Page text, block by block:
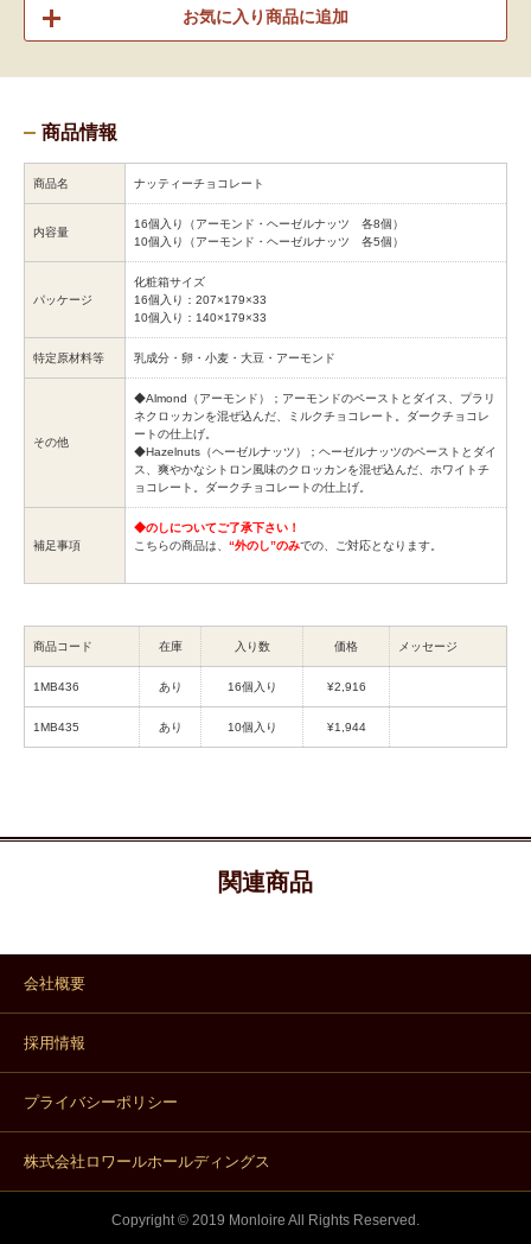
お気に入り商品に追加
商品情報
商品名 ナッティーチョコレート
内容量
16個入り（アーモンド・ヘーゼルナッツ 各8個）
10個入り（アーモンド・ヘーゼルナッツ 各5個）
パッケージ
化粧箱サイズ
16個入り：207×179×33
10個入り：140×179×33
特定原材料等 乳成分・卵・小麦・大豆・アーモンド
その他
◆Almond（アーモンド）；アーモンドのペーストとダイス、プラリ
ネクロッカンを混ぜ込んだ、ミルクチョコレート。ダークチョコレ
ートの仕上げ。
◆Hazelnuts（ヘーゼルナッツ）；ヘーゼルナッツのペーストとダイ
ス、爽やかなシトロン風味のクロッカンを混ぜ込んだ、ホワイトチ
ョコレート。ダークチョコレートの仕上げ。
補足事項
◆のしについてご了承下さい！
こちらの商品は、 “外のし”のみでの、ご対応となります。
商品コード 在庫 入り数 価格 メッセージ
1MB436 あり 16個入り ¥2,916
1MB435 あり 10個入り ¥1,944
関連商品
会社概要
採用情報
プライバシーポリシー
株式会社ロワールホールディングス
Copyright © 2019 Monloire All Rights Reserved.